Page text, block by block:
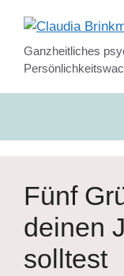
Inhalt
springenGanzheitliches
Fünf
deinen
solltest